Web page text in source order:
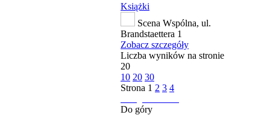
Książki
Scena Wspólna, ul.
Brandstaettera 1
Zobacz szczegóły
Liczba wyników na stronie
20
10 20 30
Strona 1 2 3 4
Do góry